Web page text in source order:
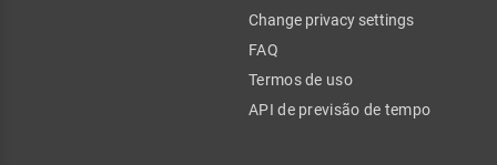
Change privacy settings
FAQ
Termos de uso
API de previsão de tempo